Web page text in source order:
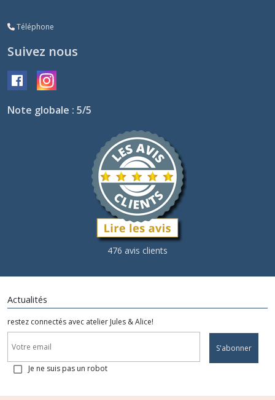
Téléphone
Suivez nous
Note globale : 5/5
476 avis clients
Actualités
restez connectés avec atelier Jules & Alice!
S'abonner
Je ne suis pas un robot